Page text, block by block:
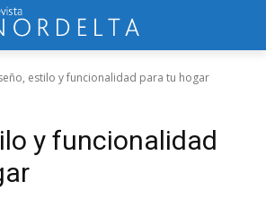
estilo y funcionalidad para tu hogar
y funcionalidad